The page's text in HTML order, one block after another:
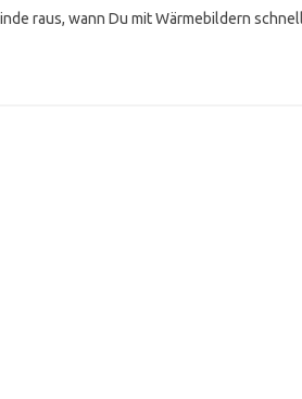
raus, wann Du mit Wärmebildern